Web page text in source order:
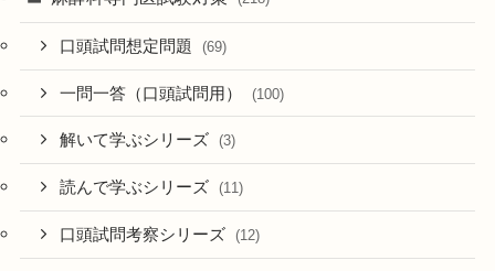
口頭試問想定問題 (69)
一問一答（口頭試問用） (100)
解いて学ぶシリーズ (3)
読んで学ぶシリーズ (11)
口頭試問考察シリーズ (12)